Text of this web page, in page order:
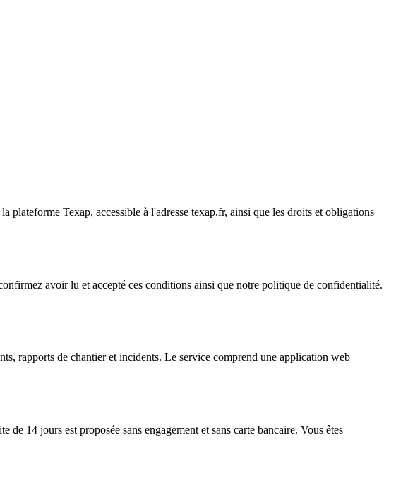
Texap, accessible à l'adresse texap.fr, ainsi que les droits et obligations
avoir lu et accepté ces conditions ainsi que notre politique de confidentialité.
rapports de chantier et incidents. Le service comprend une application web
14 jours est proposée sans engagement et sans carte bancaire. Vous êtes